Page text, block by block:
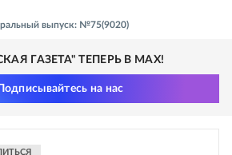
выпуск: №75(9020)
ГАЗЕТА" ТЕПЕРЬ В MAX!
на нас